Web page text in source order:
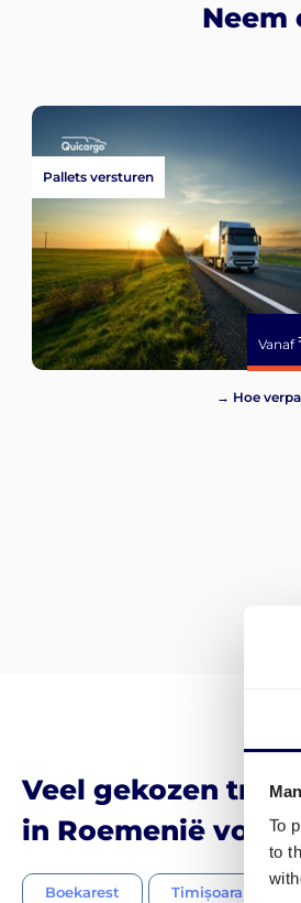
To
to
Neem
Vanaf
Pallets versturen
→ Hoe
Veel gekozen
in Roemenië voor
Boekarest Timișoara